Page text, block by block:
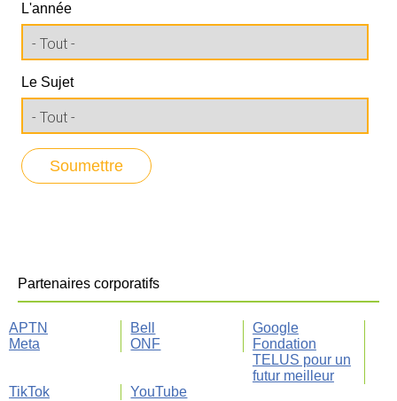
L'année
Le Sujet
Partenaires corporatifs
APTN Bell
Google
Meta
ONF
Fondation
TELUS pour un
futur meilleur
TikTok
YouTube